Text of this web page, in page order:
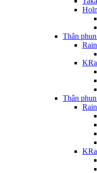
Thân
Thân